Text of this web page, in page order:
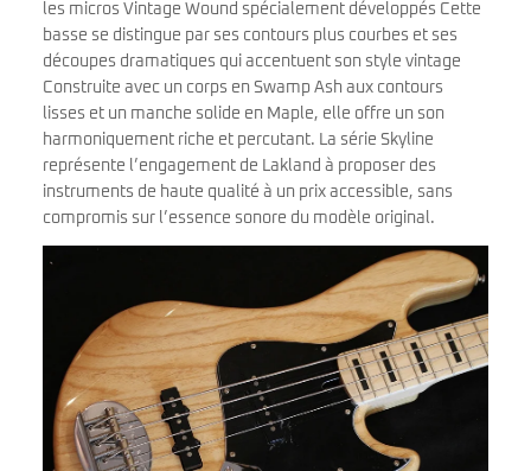
les micros Vintage Wound spécialement développés Cette
basse se distingue par ses contours plus courbes et ses
découpes dramatiques qui accentuent son style vintage
Construite avec un corps en Swamp Ash aux contours
lisses et un manche solide en Maple, elle offre un son
harmoniquement riche et percutant. La série Skyline
représente l’engagement de Lakland à proposer des
instruments de haute qualité à un prix accessible, sans
compromis sur l’essence sonore du modèle original.